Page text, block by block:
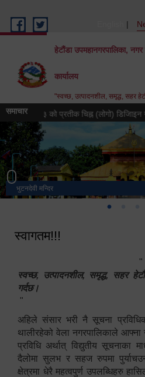
हेटौंडा उपमहानगरपालिका, नगर
कार्यालय
"स्वच्छ, उत्पादनशील, समृद्ध, सहर
समाचार
२०८३ को प्रतीक चिह्न (लोगो) डिजिाइन गर्ने
भुटनदेवी मन्दिर
स्मारक
हेटौंडा उपमहानगरपालिका नगर कार्यपालिकाको
मनकामना डाँडाबाट देखिएको दृश्य
स्वागतम!!!
"
स्वच्छ, उत्पादनशील, समृद्ध, सहर
गर्दछ।
"
अहिले संसार भरी नै सूचना
थालीरहेको वेला नगरपालिकाले
प्रविधि अर्थात् विद्युतीय सूचनाका
दैलोमा सुलभ र सहज रुपमा
क्षेत्रमा धेरै महत्वपुर्ण उपलब्धिहरु